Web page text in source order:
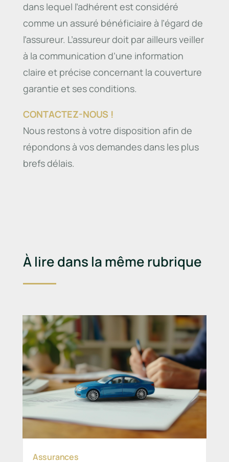
dans lequel l’adhérent est considéré
comme un assuré bénéficiaire à l’égard de
l’assureur. L’assureur doit par ailleurs veiller
à la communication d’une information
claire et précise concernant la couverture
garantie et ses conditions.
CONTACTEZ-NOUS !
Nous restons à votre disposition afin de
répondons à vos demandes dans les plus
brefs délais.
À lire dans la même rubrique
Assurances